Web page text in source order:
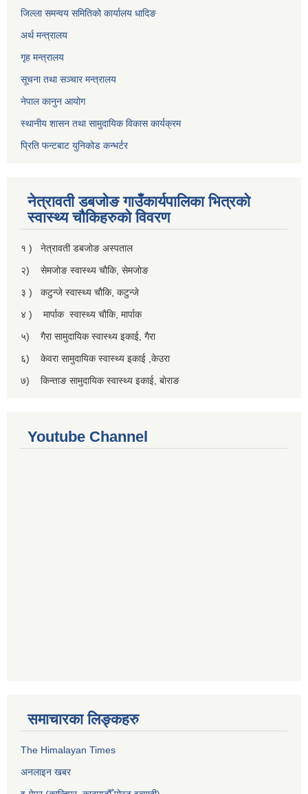
जिल्ला समन्वय समितिको कार्यालय धादिङ
अर्थ मन्त्रालय
गृह मन्त्रालय
सूचना तथा सञ्चार मन्त्रालय
नेपाल कानुन आयोग
स्थानीय शासन तथा सामुदायिक विकास कार्यक्रम
प्रिति फन्टबाट युनिकोड कन्भर्टर
नेत्रावती डबजाेङ गाउँकार्यपालिका भित्रकाे
स्वास्थ्य चाैकिहरुकाे विवरण
१ ) नेत्रावती डबजोङ अस्पताल
२) सेमजाेङ स्वास्थ्य चाैकि, सेमजाेङ
३ ) कटुन्जे स्वास्थ्य चाैकि, कटुन्जे
४ ) मार्पाक स्वास्थ्य चाैकि, मार्पाक
५) गैरा सामुदायिक स्वास्थ्य इकाई, गैरा
६) केवरा सामुदायिक स्वास्थ्य इकाई ,केउरा
७) किन्ताङ सामुदायिक स्वास्थ्य इकाई, बाेराङ
Youtube Channel
समाचारका लिङ्कहरु
The Himalayan Times
अनलाइन खबर